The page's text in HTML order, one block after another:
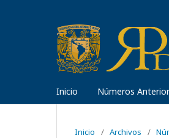
Inicio Números
Inicio / Archivos /